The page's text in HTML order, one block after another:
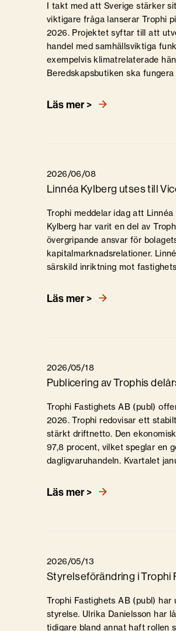
I takt med att Sverige stärker
viktigare fråga lanserar Trophi
2026. Projektet syftar till att
handel med samhällsviktiga
exempelvis klimatrelaterade
Beredskapsbutiken ska
Läs mer >
2026/06/08
Linnéa Kylberg utses till
Trophi meddelar idag att
Kylberg har varit en del av
övergripande ansvar för
kapitalmarknadsrelationer.
särskild inriktning mot
Läs mer >
2026/05/18
Publicering av Trophis
Trophi Fastighets AB (publ)
2026. Trophi redovisar ett
stärkt driftnetto. Den
97,8 procent, vilket speglar en
dagligvaruhandeln. Kvartalet
Läs mer >
2026/05/13
Styrelseförändring i Trophi
Trophi Fastighets AB (publ)
styrelse. Ulrika Danielsson har
tidigare bland annat haft rollen